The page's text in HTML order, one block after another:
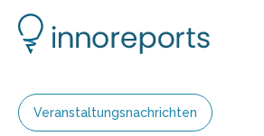
Veranstaltungsnachrichten